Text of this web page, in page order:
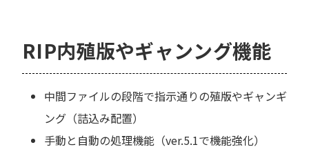
RIP内殖版やギャンング機能
中間ファイルの段階で指示通りの殖版やギャンギ
ング（詰込み配置）
手動と自動の処理機能（ver.5.1で機能強化）